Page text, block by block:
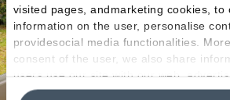
visited pages, andmarketing cookies, to
information on the user, personalise
providesocial media functionalities.
consent of the user, we also share
users use our site with our web,
media analytics partners, who may